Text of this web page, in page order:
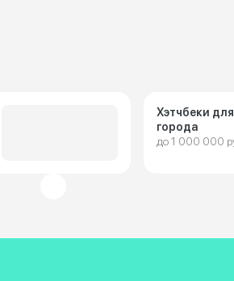
Хэтчбеки для
города
до 1 000 000